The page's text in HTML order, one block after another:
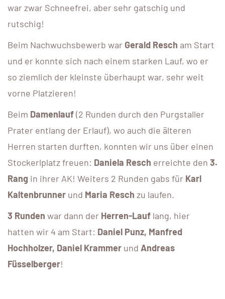
war zwar Schneefrei, aber sehr gatschig und
rutschig!
Beim Nachwuchsbewerb war Gerald Resch am Start
und er konnte sich nach einem starken Lauf, wo er
so ziemlich der kleinste überhaupt war, sehr weit
vorne Platzieren!
Beim Damenlauf(2 Runden durch den Purgstaller
Prater entlang der Erlauf), wo auch die älteren
Herren starten durften, konnten wir uns über einen
Stockerlplatz freuen: Daniela Resch erreichte den 3.
Rang in ihrer AK! Weiters 2 Runden gabs für Karl
Kaltenbrunner und Maria Resch zu laufen.
3 Runden war dann der Herren-Lauf lang, hier
hatten wir 4 am Start: Daniel Punz, Manfred
Hochholzer, Daniel Krammer und Andreas
Füsselberger!